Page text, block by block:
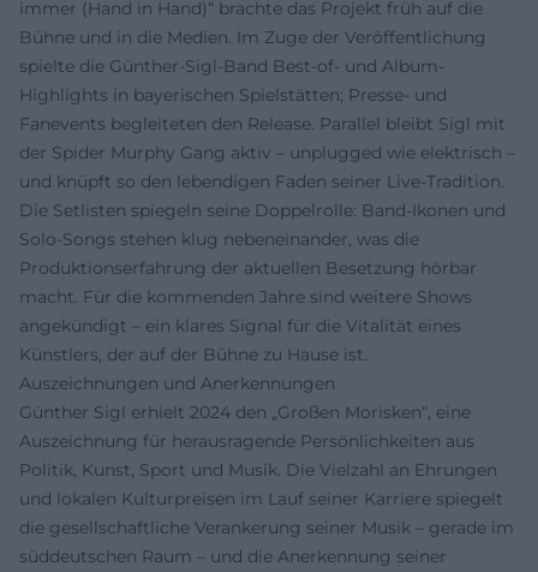
immer (Hand in Hand)“ brachte das Projekt früh auf die
Bühne und in die Medien. Im Zuge der Veröffentlichung
spielte die Günther-Sigl-Band Best-of- und Album-
Highlights in bayerischen Spielstätten; Presse- und
Fanevents begleiteten den Release. Parallel bleibt Sigl mit
der Spider Murphy Gang aktiv – unplugged wie elektrisch –
und knüpft so den lebendigen Faden seiner Live-Tradition.
Die Setlisten spiegeln seine Doppelrolle: Band-Ikonen und
Solo-Songs stehen klug nebeneinander, was die
Produktionserfahrung der aktuellen Besetzung hörbar
macht. Für die kommenden Jahre sind weitere Shows
angekündigt – ein klares Signal für die Vitalität eines
Künstlers, der auf der Bühne zu Hause ist.
Auszeichnungen und Anerkennungen
Günther Sigl erhielt 2024 den „Großen Morisken“, eine
Auszeichnung für herausragende Persönlichkeiten aus
Politik, Kunst, Sport und Musik. Die Vielzahl an Ehrungen
und lokalen Kulturpreisen im Lauf seiner Karriere spiegelt
die gesellschaftliche Verankerung seiner Musik – gerade im
süddeutschen Raum – und die Anerkennung seiner